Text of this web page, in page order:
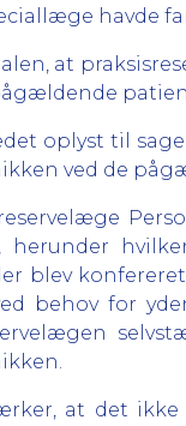
havde
at
oplyst til
ved de
herunder
blev
behov for
at det ikke